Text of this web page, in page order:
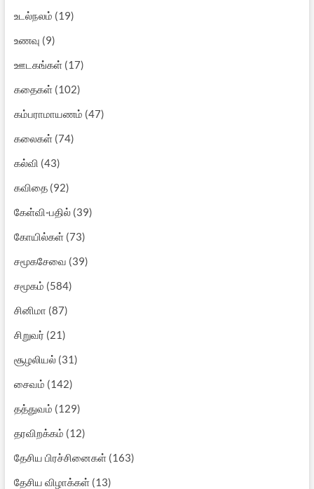
உடல்நலம் (19)
உணவு (9)
ஊடகங்கள்(17)
கதைகள்(102)
கம்பராமாயணம் (47)
கலைகள்(74)
கல்வி (43)
கவிதை(92)
கேள்வி-பதில்(39)
கோயில்கள்(73)
சமூகசேவை (39)
சமூகம் (584)
சினிமா (87)
சிறுவர் (21)
சூழலியல்(31)
சைவம் (142)
தத்துவம் (129)
தரவிறக்கம் (12)
தேசிய பிரச்சினைகள்(163)
தேசிய விழாக்கள்(13)